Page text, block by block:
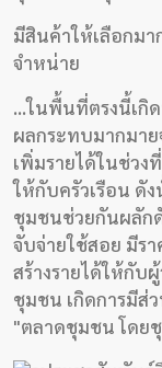
คาส
ต์
คลิป
เกี่ยว
กับ
เรา
มีสินค้าให้เลือกม
จำหน่าย
...ในพื้นที่ตรงนี้เกิ
ผลกระทบมากมา
เพิ่มรายได้ในช่วง
ให้กับครัวเรือน ดั
ชุมชนช่วยกันผลัก
จับจ่ายใช้สอย มีร
สร้างรายได้ให้กับ
ชุมชน เกิดการมีส่
"ตลาดชุมชน โดย